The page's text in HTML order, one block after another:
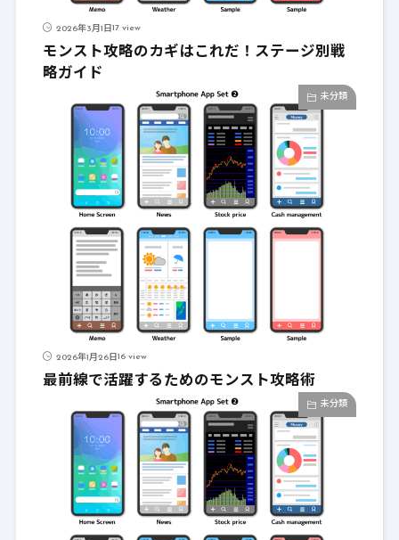
2026年3月1日17 view
モンスト攻略のカギはこれだ！ステージ別戦
略ガイド
未分類
2026年1月26日16 view
最前線で活躍するためのモンスト攻略術
未分類